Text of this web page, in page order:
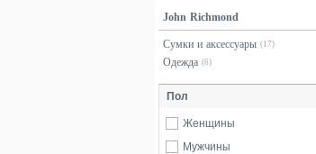
John Richmond
Сумки и аксессуары (17)
Одежда (6)
Пол
Женщины
Мужчины